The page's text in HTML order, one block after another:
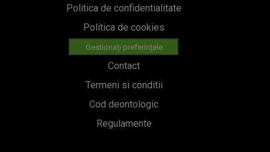
Politica de confidentialitate
Politica de cookies
Gestionați preferințele
Contact
Termeni si conditii
Cod deontologic
Regulamente